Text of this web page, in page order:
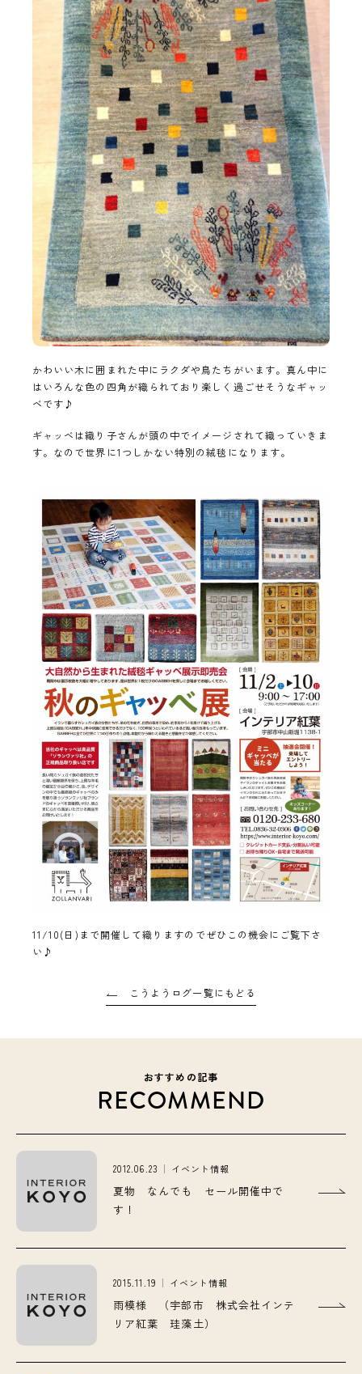
かわいい木に囲まれた中にラクダや鳥たちがいます。真ん中に
はいろんな色の四角が織られており楽しく過ごせそうなギャッ
ベです♪
ギャッベは織り子さんが頭の中でイメージされて織っていきま
す。なので世界に1つしかない特別の絨毯になります。
11/10(日)まで開催して織りますのでぜひこの機会にご覧下さ
い♪
こうようログ一覧にもどる
おすすめの記事
RECOMMEND
2012.06.23 イベント情報
夏物 なんでも セール開催中で
す！
2015.11.19 イベント情報
雨模様 （宇部市 株式会社インテ
リア紅葉 珪藻土）